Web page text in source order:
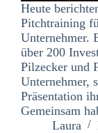
Heute
Pitchtraining
Unternehmer.
über 200
Pilzecker und
Unternehmer,
Präsentation
Gemeinsam
Laura